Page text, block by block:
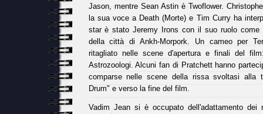
Jason, mentre Sean Astin è Twoflower.
la sua voce a Death (Morte) e Tim Curry ha
star è stato Jeremy Irons con il suo ruolo come
della città di Ankh-Morpork. Un cameo per
ritagliato nelle scene d'apertura e finali del
Astrozoologi. Alcuni fan di Pratchett hanno
comparse nelle scene della rissa svoltasi alla
Drum" e verso la fine del film.
Vadim Jean si è occupato dell'adattamento dei